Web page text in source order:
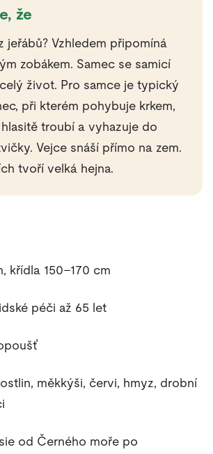
že
jeřábů? Vzhledem připomíná
zobákem. Samec se samicí
život. Pro samce je typický
při kterém pohybuje krkem,
troubí a vyhazuje do
Vejce snáší přímo na zem.
tvoří velká hejna.
křídla 150–170 cm
zvířete:
péči až 65 let
zvířete:
měkkýši, červi, hmyz, drobní
od Černého moře po